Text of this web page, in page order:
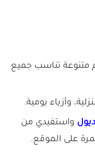
متنوعة تناسب جميع
وأزياء يومية.
واستفيدي من
على الموقع.